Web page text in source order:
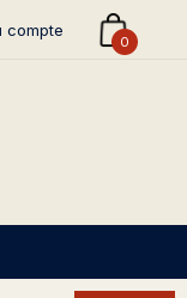
compte
0